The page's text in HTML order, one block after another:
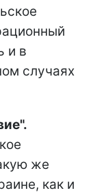
и в
случаях
же
как и